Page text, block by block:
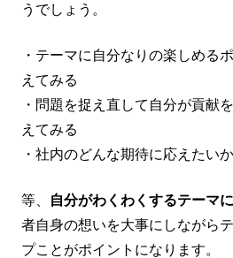
うでしょう。
・テーマに自分なりの楽しめる
えてみる
・問題を捉え直して自分が貢献
えてみる
・社内のどんな期待に応えたい
等、 自分がわくわくするテーマ
者自身の想いを大事にしながら
プことがポイントになります。